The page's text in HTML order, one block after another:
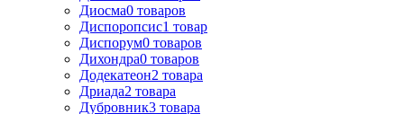
Диосма0 товаров
Диспоропсис1 товар
Диспорум0 товаров
Дихондра0 товаров
Додекатеон2 товара
Дриада2 товара
Дубровник3 товара